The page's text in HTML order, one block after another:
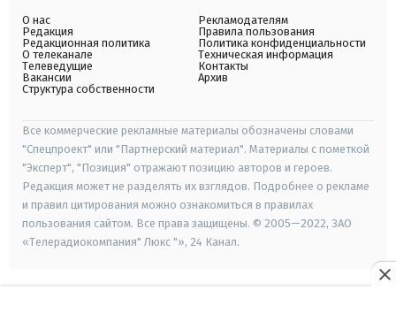
О нас
Редакция
Редакционная политика
О телеканале
Телеведущие
Вакансии
Структура собственности
Рекламодателям
Правила пользования
Политика конфиденциальности
Техническая информация
Контакты
Архив
Все коммерческие рекламные материалы обозначены словами
"Спецпроект" или "Партнерский материал". Материалы с пометкой
"Эксперт", "Позиция" отражают позицию авторов и героев.
Редакция может не разделять их взглядов. Подробнее о рекламе
и правил цитирования можно ознакомиться в правилах
пользования сайтом. Все права защищены. © 2005—2022, ЗАО
«Телерадиокомпания" Люкс "», 24 Канал.